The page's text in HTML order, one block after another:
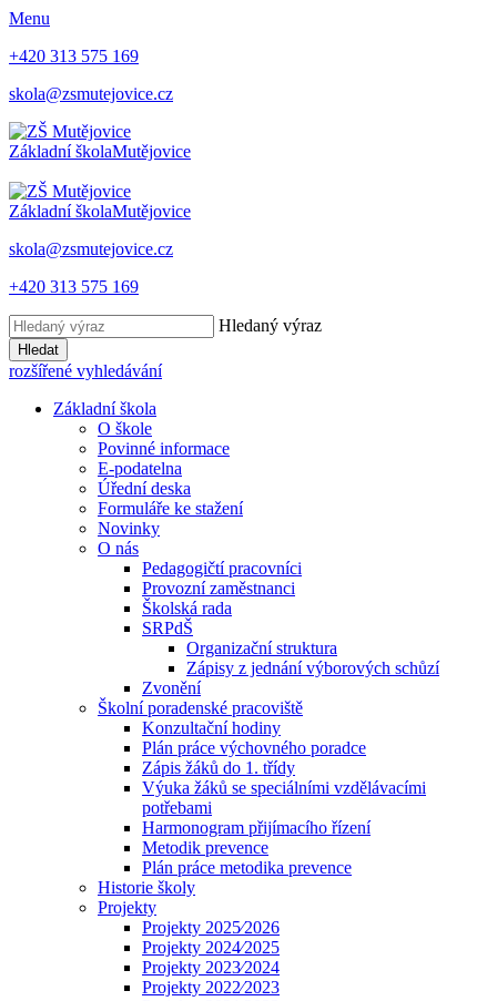
Menu
+420 313 575 169
skola@zsmutejovice.cz
Základní školaMutějovice
Základní školaMutějovice
skola@zsmutejovice.cz
+420 313 575 169
Hledaný výraz
Hledat
rozšířené vyhledávání
Základní škola
O škole
Povinné informace
E-podatelna
Úřední deska
Formuláře ke stažení
Novinky
O nás
Pedagogičtí pracovníci
Provozní zaměstnanci
Školská rada
SRPdŠ
Organizační struktura
Zápisy z jednání výborových schůzí
Zvonění
Školní poradenské pracoviště
Konzultační hodiny
Plán práce výchovného poradce
Zápis žáků do 1. třídy
Výuka žáků se speciálními vzdělávacími
potřebami
Harmonogram přijímacího řízení
Metodik prevence
Plán práce metodika prevence
Historie školy
Projekty
Projekty 2025⁄2026
Projekty 2024⁄2025
Projekty 2023⁄2024
Projekty 2022⁄2023